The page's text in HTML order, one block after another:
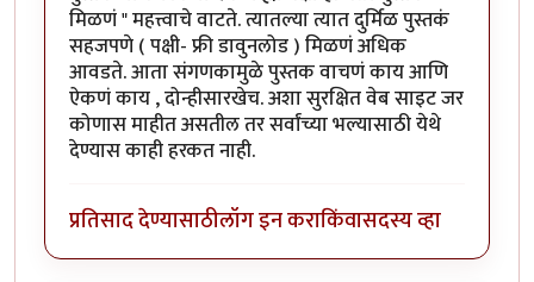
मिळणं " महत्त्वाचे वाटते. त्यातल्या त्यात दुर्मिळ पुस्तकं
सहजपणे ( पक्षी- फ्री डावुनलोड ) मिळणं अधिक
आवडते. आता संगणकामुळे पुस्तक वाचणं काय आणि
ऐकणं काय , दोन्हीसारखेच. अशा सुरक्षित वेब साइट जर
कोणास माहीत असतील तर सर्वांच्या भल्यासाठी येथे
देण्यास काही हरकत नाही.
प्रतिसाद देण्यासाठीलॉग इन कराकिंवासदस्य व्हा